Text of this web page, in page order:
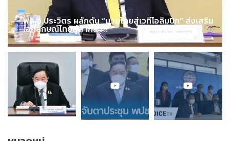
พล.อ.ประวิตร ผลักดัน “มวยไทยสู่เวทีโอลิมปิก” ส่งเสริม
เอกลักษณ์ไทยสู่สากล !!!